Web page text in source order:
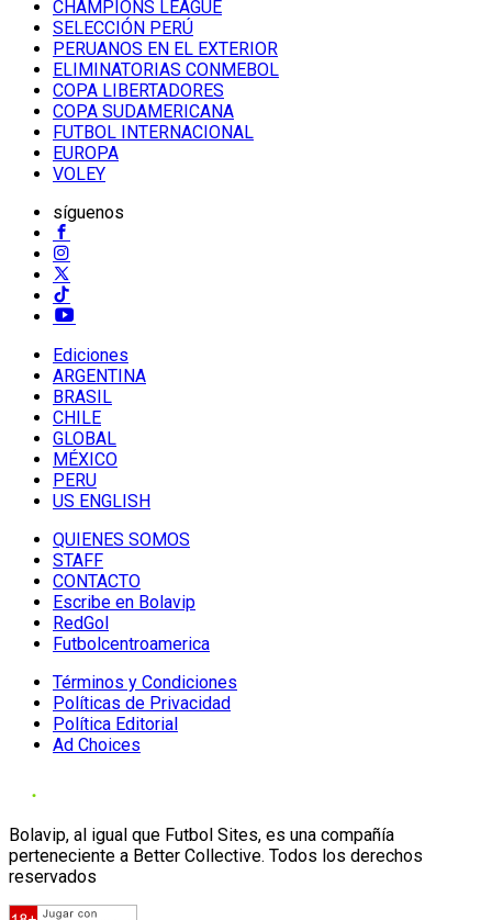
CHAMPIONS LEAGUE
SELECCIÓN PERÚ
PERUANOS EN EL EXTERIOR
ELIMINATORIAS CONMEBOL
COPA LIBERTADORES
COPA SUDAMERICANA
FUTBOL INTERNACIONAL
EUROPA
VOLEY
síguenos
Ediciones
ARGENTINA
BRASIL
CHILE
GLOBAL
MÉXICO
PERU
US ENGLISH
QUIENES SOMOS
STAFF
CONTACTO
Escribe en Bolavip
RedGol
Futbolcentroamerica
Términos y Condiciones
Políticas de Privacidad
Política Editorial
Ad Choices
Bolavip, al igual que Futbol Sites, es una compañía
perteneciente a Better Collective. Todos los derechos
reservados